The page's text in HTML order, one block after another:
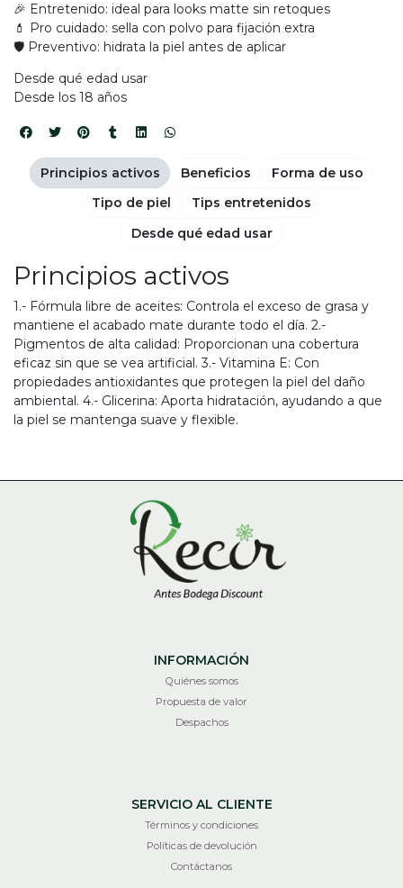
🎉 Entretenido: ideal para looks matte sin retoques
💄 Pro cuidado: sella con polvo para fijación extra
🛡️ Preventivo: hidrata la piel antes de aplicar
Desde qué edad usar
Desde los 18 años
Principios activos
1.- Fórmula libre de aceites: Controla el exceso de grasa y
mantiene el acabado mate durante todo el día. 2.-
Pigmentos de alta calidad: Proporcionan una cobertura
eficaz sin que se vea artificial. 3.- Vitamina E: Con
propiedades antioxidantes que protegen la piel del daño
ambiental. 4.- Glicerina: Aporta hidratación, ayudando a que
la piel se mantenga suave y flexible.
Principios activos Beneficios
Forma de uso
Tipo de piel
Tips entretenidos
Desde qué edad usar
INFORMACIÓN
Quiénes somos
Propuesta de valor
Despachos
SERVICIO AL CLIENTE
Términos y condiciones
Políticas de devolución
Contáctanos